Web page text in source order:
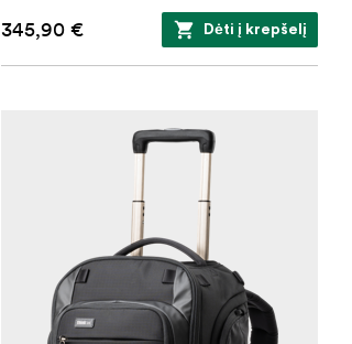
345,90 € Dėti į krepšelį